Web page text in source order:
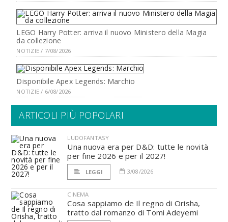
LEGO Harry Potter: arriva il nuovo Ministero della Magia
da collezione
NOTIZIE / 7/08/2026
Disponibile Apex Legends: Marchio
NOTIZIE / 6/08/2026
ARTICOLI PIÙ POPOLARI
LUDOFANTASY
Una nuova era per D&D: tutte le novità
per fine 2026 e per il 2027!
LEGGI 3/08/2026
CINEMA
Cosa sappiamo de Il regno di Orisha,
tratto dal romanzo di Tomi Adeyemi